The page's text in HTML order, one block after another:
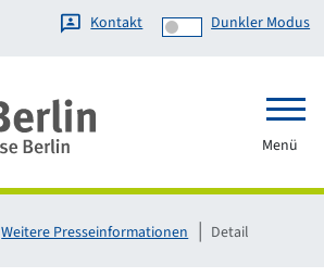
Kontakt Dunkler Modus
Menü
Weitere Presseinformationen Detail